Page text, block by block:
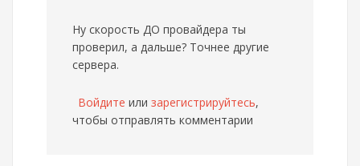
Ну скорость ДО провайдера ты
проверил, а дальше? Точнее другие
сервера.
Войдите или зарегистрируйтесь,
чтобы отправлять комментарии